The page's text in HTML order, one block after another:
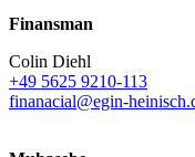
Finansman
Colin Diehl
+49 5625 9210-113
finanacial@egin-